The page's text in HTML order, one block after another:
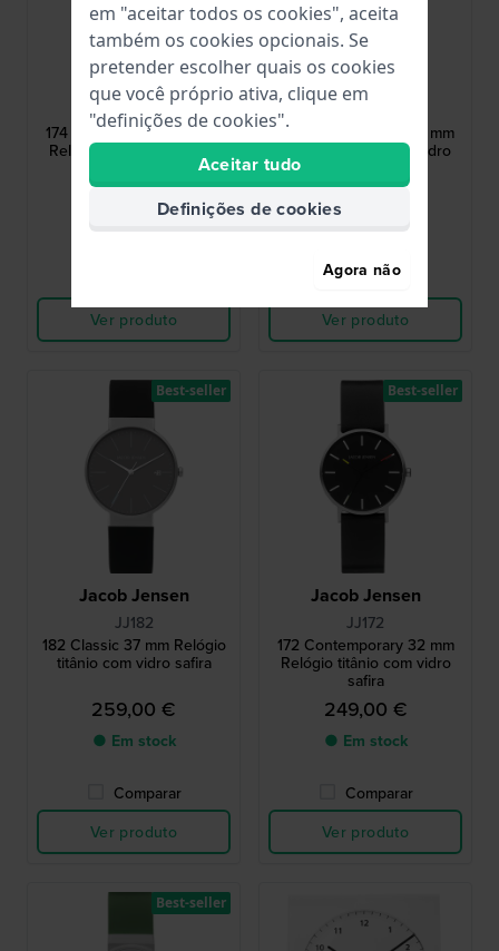
Jacob Jensen
JJ174
174 Contemporary 32 mm
Relógio titânio com vidro
249,00 €
● Em stock
Ver produto
173 Contemporary 32 mm
Relógio titânio com vidro
249,00 €
● Em stock
Comparar
Ver produto
Jacob Jensen
JJ182
182 Classic 37 mm Relógio
titânio com vidro safira
259,00 €
● Em stock
Comparar
Ver produto
Best-seller
Jacob Jensen
JJ172
172 Contemporary 32 mm
Relógio titânio com vidro
safira
249,00 €
● Em stock
Comparar
Ver produto
Best-seller
Best-seller
em "aceitar todos os cookies", aceita
também os cookies opcionais. Se
pretender escolher quais os cookies
que você próprio ativa, clique em
"definições de cookies".
Aceitar tudo
Definições de cookies
Agora não